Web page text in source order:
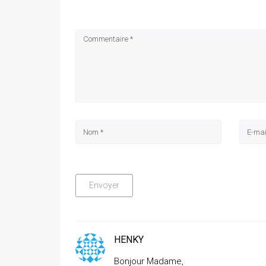
HENKY
Bonjour Madame,